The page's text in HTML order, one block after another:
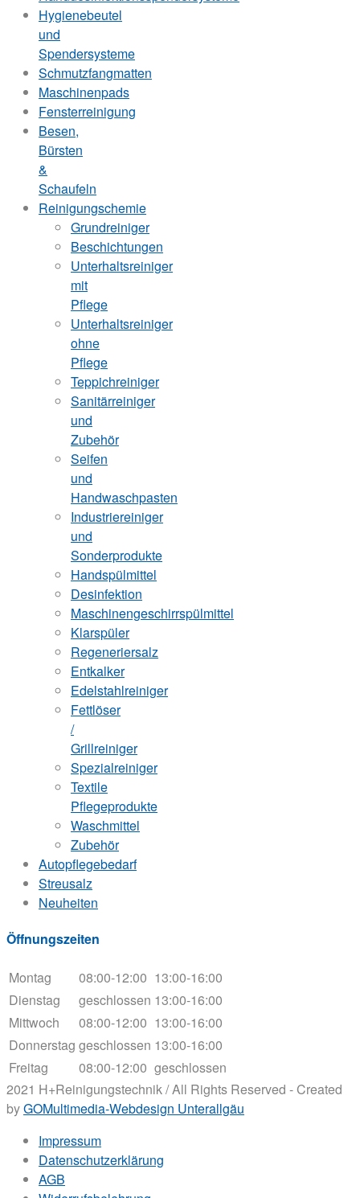
Hygienebeutel
und
Spendersysteme
Schmutzfangmatten
Maschinenpads
Fensterreinigung
Besen,
Bürsten
&
Schaufeln
Reinigungschemie
Grundreiniger
Beschichtungen
Unterhaltsreiniger
mit
Pflege
Unterhaltsreiniger
ohne
Pflege
Teppichreiniger
Sanitärreiniger
und
Zubehör
Seifen
und
Handwaschpasten
Industriereiniger
und
Sonderprodukte
Handspülmittel
Desinfektion
Maschinengeschirrspülmittel
Klarspüler
Regeneriersalz
Entkalker
Edelstahlreiniger
Fettlöser
/
Grillreiniger
Spezialreiniger
Textile
Pflegeprodukte
Waschmittel
Zubehör
Autopflegebedarf
Streusalz
Neuheiten
Öffnungszeiten
Montag 08:00-12:00 13:00-16:00
Dienstag
geschlossen 13:00-16:00
Mittwoch
08:00-12:00 13:00-16:00
Donnerstag geschlossen 13:00-16:00
Freitag
08:00-12:00 geschlossen
2021 H+Reinigungstechnik / All Rights Reserved - Created
byGOMultimedia-Webdesign Unterallgäu
Impressum
Datenschutzerklärung
AGB